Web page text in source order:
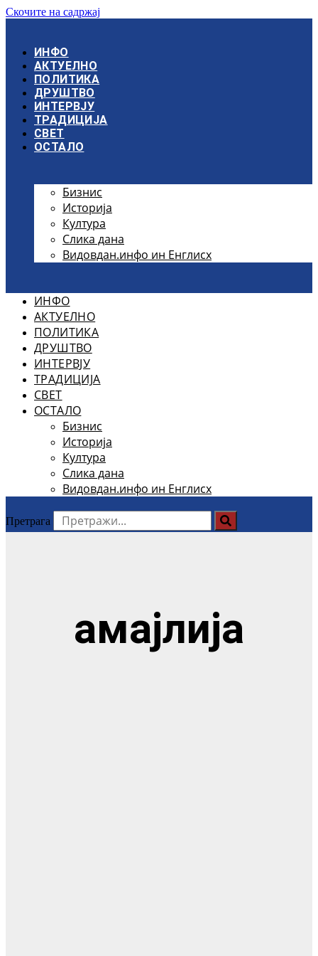
Скочите на садржај
ИНФО
АКТУЕЛНО
ПОЛИТИКА
ДРУШТВО
ИНТЕРВЈУ
ТРАДИЦИЈА
СВЕТ
ОСТАЛО
Бизнис
Историја
Култура
Слика дана
Видовдан.инфо ин Енглисх
ИНФО
АКТУЕЛНО
ПОЛИТИКА
ДРУШТВО
ИНТЕРВЈУ
ТРАДИЦИЈА
СВЕТ
ОСТАЛО
Бизнис
Историја
Култура
Слика дана
Видовдан.инфо ин Енглисх
Претрага
амајлија